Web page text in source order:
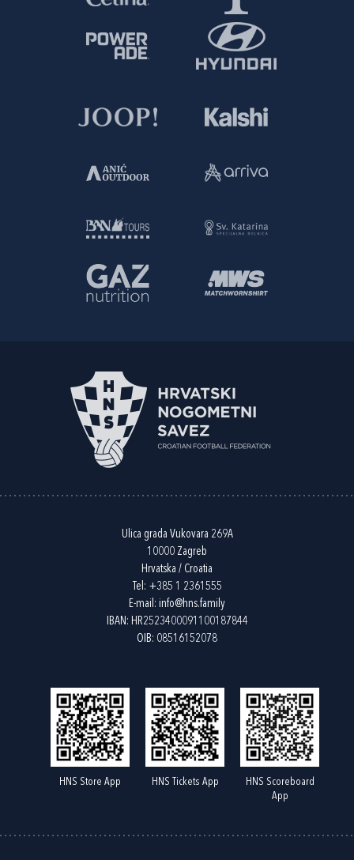
Ulica grada Vukovara 269A
10000 Zagreb
Hrvatska / Croatia
Tel: +385 1 2361555
E-mail: info@hns.family
IBAN: HR2523400091100187844
OIB: 08516152078
HNS Store App HNS Tickets App
HNS Scoreboard
App